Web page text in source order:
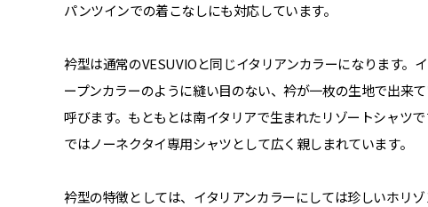
パンツインでの着こなしにも対応しています。
衿型は通常のVESUVIOと同じイタリアンカラーになります。
ープンカラーのように縫い目のない、衿が一枚の生地で出来
呼びます。もともとは南イタリアで生まれたリゾートシャツ
ではノーネクタイ専用シャツとして広く親しまれています。
衿型の特徴としては、イタリアンカラーにしては珍しいホリ